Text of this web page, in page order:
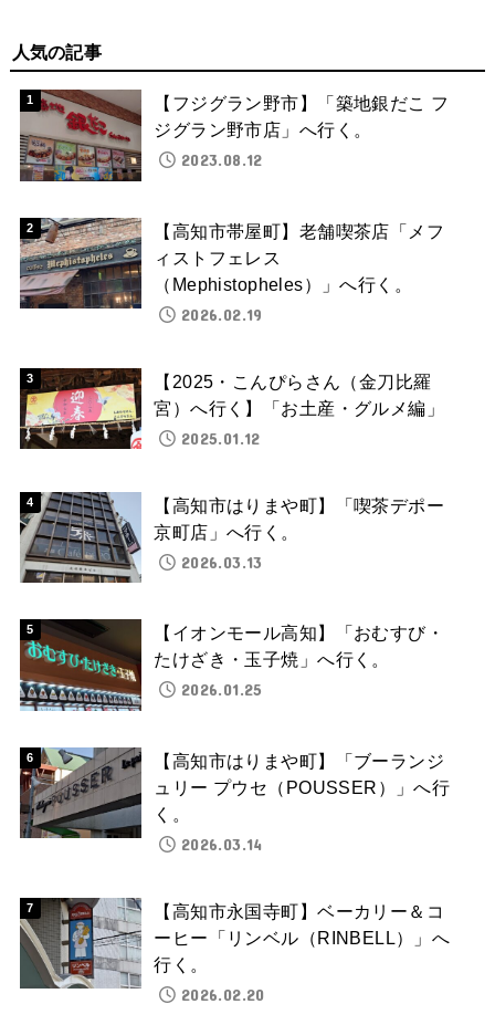
人気の記事
【フジグラン野市】「築地銀だこ フ
ジグラン野市店」へ行く。
2023.08.12
【高知市帯屋町】老舗喫茶店「メフ
ィストフェレス
（Mephistopheles）」へ行く。
2026.02.19
【2025・こんぴらさん（金刀比羅
宮）へ行く】「お土産・グルメ編」
2025.01.12
【高知市はりまや町】「喫茶デポー
京町店」へ行く。
2026.03.13
【イオンモール高知】「おむすび・
たけざき・玉子焼」へ行く。
2026.01.25
【高知市はりまや町】「ブーランジ
ュリー プウセ（POUSSER）」へ行
く。
2026.03.14
【高知市永国寺町】ベーカリー＆コ
ーヒー「リンベル（RINBELL）」へ
行く。
2026.02.20